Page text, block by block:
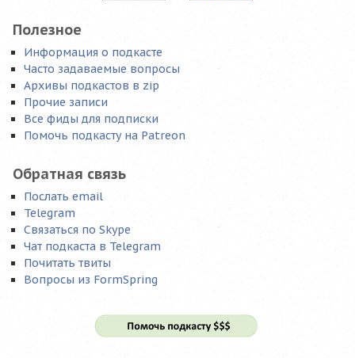
Полезное
Информация о подкасте
Часто задаваемые вопросы
Архивы подкастов в zip
Прочие записи
Все фиды для подписки
Помочь подкасту на Patreon
Обратная связь
Послать email
Telegram
Связаться по Skype
Чат подкаста в Telegram
Почитать твиты
Вопросы из FormSpring